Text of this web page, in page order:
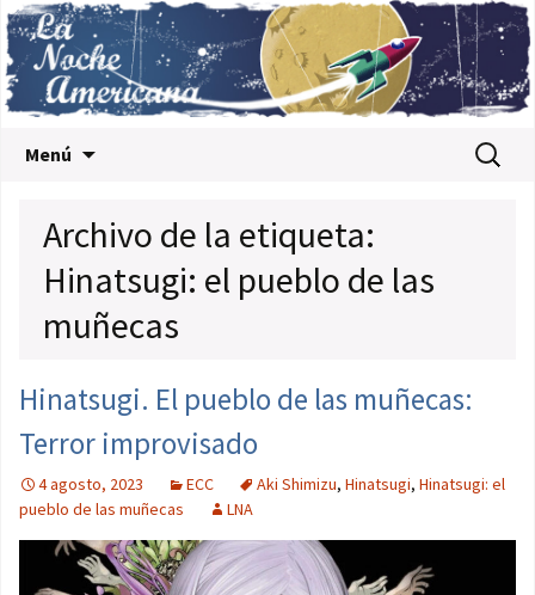
Menú Buscar:
Archivo de la etiqueta:
Hinatsugi: el pueblo de las
muñecas
Hinatsugi. El pueblo de las muñecas:
Terror improvisado
4 agosto, 2023 ECC Aki Shimizu, Hinatsugi, Hinatsugi: el
pueblo de las muñecas
LNA